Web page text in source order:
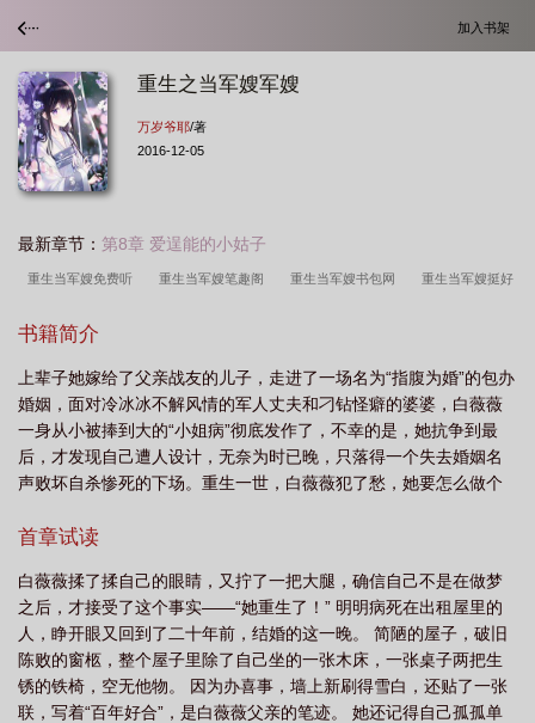
加入书架
重生之当军嫂军嫂
万岁爷耶/著
2016-12-05
最新章节： 第8章 爱逞能的小姑子
重生当军嫂免费听 重生当军嫂笔趣阁 重生当军嫂书包网 重生当军嫂挺好
作者婔姿珏然
有哪些 重生当军嫂咯全文免费阅读 重生当军嫂文 重生之当军嫂军嫂 重
生当军嫂免费阅读无弹窗 重生 当军嫂 重生当军嫂的完结 重生当军嫂
喽 重生军嫂当家免费阅读 重生当军嫂咯 重生当军嫂最新章节 - 重生当军嫂
无弹窗 - 笔趣阁 重生当军嫂免费阅读全文
书籍简介
上辈子她嫁给了父亲战友的儿子，走进了一场名为“指腹为婚”的包办
婚姻，面对冷冰冰不解风情的军人丈夫和刁钻怪癖的婆婆，白薇薇
一身从小被捧到大的“小姐病”彻底发作了，不幸的是，她抗争到最
后，才发现自己遭人设计，无奈为时已晚，只落得一个失去婚姻名
声败坏自杀惨死的下场。重生一世，白薇薇犯了愁，她要怎么做个
首章试读
白薇薇揉了揉自己的眼睛，又拧了一把大腿，确信自己不是在做梦
之后，才接受了这个事实——“她重生了！” 明明病死在出租屋里的
人，睁开眼又回到了二十年前，结婚的这一晚。 简陋的屋子，破旧
陈败的窗柩，整个屋子里除了自己坐的一张木床，一张桌子两把生
锈的铁椅，空无他物。 因为办喜事，墙上新刷得雪白，还贴了一张
联，写着“百年好合”，是白薇薇父亲的笔迹。 她还记得自己孤孤单